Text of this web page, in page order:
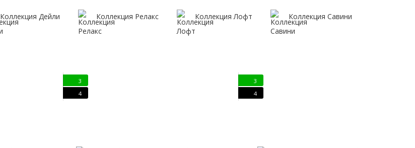
Коллекция Дейли Коллекция Релакс Коллекция Лофт Коллекция Савини
3
4
3
4